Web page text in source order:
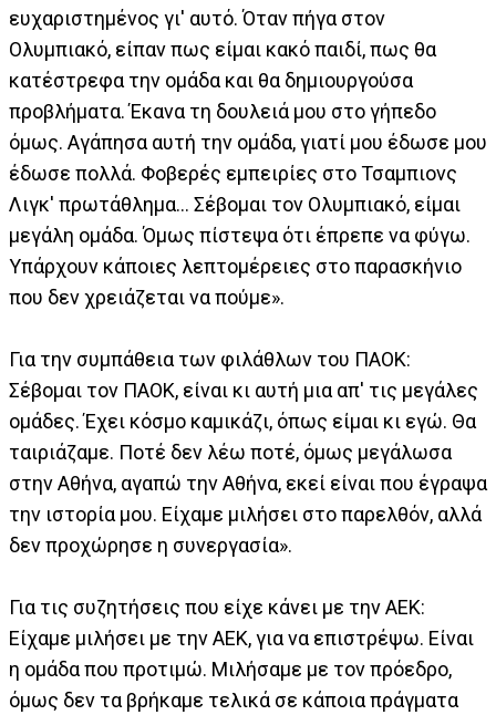
ευχαριστημένος γι' αυτό. Όταν πήγα στον
Ολυμπιακό, είπαν πως είμαι κακό παιδί, πως θα
κατέστρεφα την ομάδα και θα δημιουργούσα
προβλήματα. Έκανα τη δουλειά μου στο γήπεδο
όμως. Αγάπησα αυτή την ομάδα, γιατί μου έδωσε μου
έδωσε πολλά. Φοβερές εμπειρίες στο Τσαμπιονς
Λιγκ' πρωτάθλημα... Σέβομαι τον Ολυμπιακό, είμαι
μεγάλη ομάδα. Όμως πίστεψα ότι έπρεπε να φύγω.
Υπάρχουν κάποιες λεπτομέρειες στο παρασκήνιο
που δεν χρειάζεται να πούμε».
Για την συμπάθεια των φιλάθλων του ΠΑΟΚ:
Σέβομαι τον ΠΑΟΚ, είναι κι αυτή μια απ' τις μεγάλες
ομάδες. Έχει κόσμο καμικάζι, όπως είμαι κι εγώ. Θα
ταιριάζαμε. Ποτέ δεν λέω ποτέ, όμως μεγάλωσα
στην Αθήνα, αγαπώ την Αθήνα, εκεί είναι που έγραψα
την ιστορία μου. Είχαμε μιλήσει στο παρελθόν, αλλά
δεν προχώρησε η συνεργασία».
Για τις συζητήσεις που είχε κάνει με την ΑΕΚ:
Είχαμε μιλήσει με την ΑΕΚ, για να επιστρέψω. Είναι
η ομάδα που προτιμώ. Μιλήσαμε με τον πρόεδρο,
όμως δεν τα βρήκαμε τελικά σε κάποια πράγματα